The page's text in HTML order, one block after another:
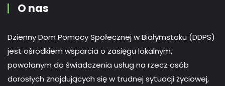
O nas
Dzienny Dom Pomocy Społecznej w Białymstoku (DDPS)
jest ośrodkiem wsparcia o zasięgu lokalnym,
powołanym do świadczenia usług na rzecz osób
dorosłych znajdujących się w trudnej sytuacji życiowej,